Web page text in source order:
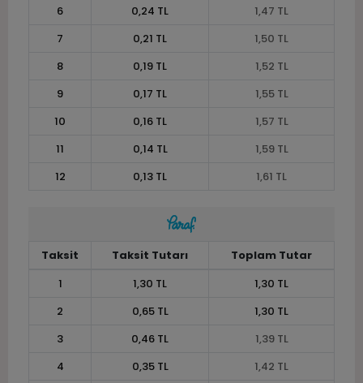
6 0,24 TL
1,47 TL
7
0,21 TL
1,50 TL
8
0,19 TL
1,52 TL
9
0,17 TL
1,55 TL
10
0,16 TL
1,57 TL
11
0,14 TL
1,59 TL
12
0,13 TL 1,61 TL
Taksit Taksit Tutarı
Toplam Tutar
1
1,30 TL
1,30 TL
2
0,65 TL
1,30 TL
3
0,46 TL
1,39 TL
4
0,35 TL
1,42 TL